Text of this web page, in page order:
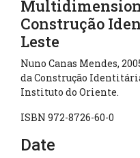
Construção
Leste
Nuno Canas Mendes,
da Construção
Instituto do Oriente.
ISBN 972-8726-60-0
Date